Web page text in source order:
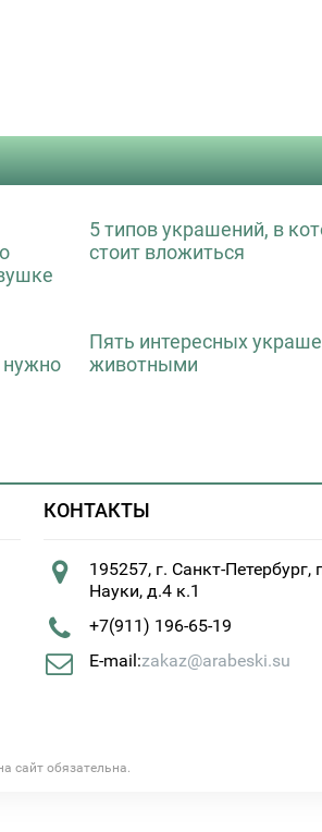
5 типов украшений, в
стоит вложиться
нужно
Пять интересных
животными
КОНТАКТЫ
195257, г. Санкт-Петербург,
Науки, д.4 к.1
+7(911) 196-65-19
E-mail:zakaz@arabeski.su
сайт обязательна.